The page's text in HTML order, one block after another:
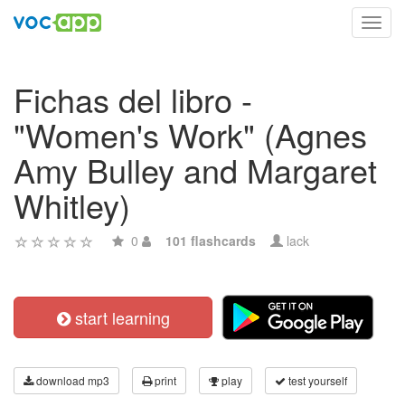
Fichas del libro -
"Women's Work" (Agnes
Amy Bulley and Margaret
Whitley)
0 101 flashcards lack
start learning
download mp3 print play test yourself